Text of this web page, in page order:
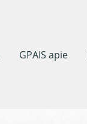
GPAIS apie